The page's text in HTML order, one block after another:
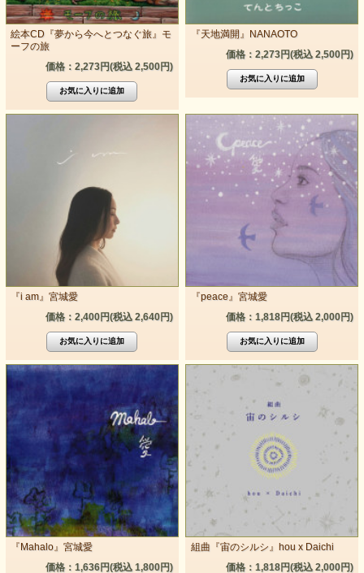
絵本CD『夢から今へとつなぐ旅』モ
ーフの旅
価格：2,273円(税込 2,500円)
『天地満開』NANAOTO
価格：2,273円(税込 2,500円)
『i am』宮城愛
価格：2,400円(税込 2,640円)
『peace』宮城愛
価格：1,818円(税込 2,000円)
『Mahalo』宮城愛
価格：1,636円(税込 1,800円)
組曲『宙のシルシ』hou x Daichi
価格：1,818円(税込 2,000円)